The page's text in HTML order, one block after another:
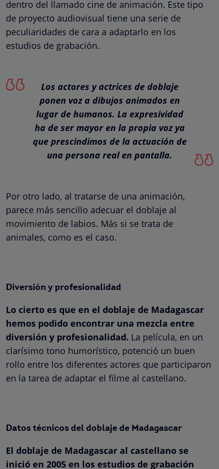
dentro del llamado cine de animación. Este tipo
de proyecto audiovisual tiene una serie de
peculiaridades de cara a adaptarlo en los
estudios de grabación.
Los actores y actrices de doblaje
ponen voz a dibujos animados en
lugar de humanos. La expresividad
ha de ser mayor en la propia voz ya
que prescindimos de la actuación de
una persona real en pantalla.
Por otro lado, al tratarse de una animación,
parece más sencillo adecuar el doblaje al
movimiento de labios. Más si se trata de
animales, como es el caso.
Diversión y profesionalidad
Lo cierto es que en el doblaje de Madagascar
hemos podido encontrar una mezcla entre
diversión y profesionalidad. La película, en un
clarísimo tono humorístico, potenció un buen
rollo entre los diferentes actores que participaron
en la tarea de adaptar el filme al castellano.
Datos técnicos del doblaje de Madagascar
El doblaje de Madagascar al castellano se
inició en 2005 en los estudios de grabación